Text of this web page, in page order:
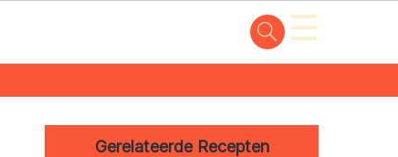
☰
Primary
Sidebar
Gerelateerde Recepten